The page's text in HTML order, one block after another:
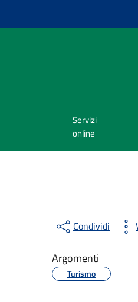
Servizi
online
Condividi
Argomenti
Turismo